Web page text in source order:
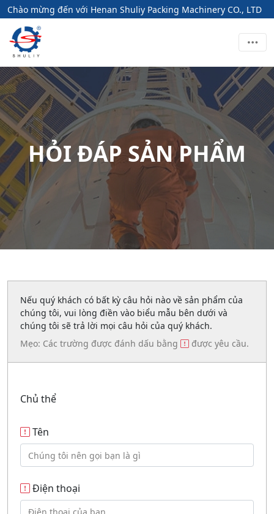
Chào mừng đến với Henan Shuliy Packing Machinery CO., LTD
HỎI ĐÁP SẢN PHẨM
Nếu quý khách có bất kỳ câu hỏi nào về sản phẩm của
chúng tôi, vui lòng điền vào biểu mẫu bên dưới và
chúng tôi sẽ trả lời mọi câu hỏi của quý khách.
Mẹo: Các trường được đánh dấu bằng
được yêu cầu.
Chủ thể
Tên
Điện thoại